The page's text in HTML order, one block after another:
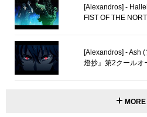
[Alexandros] -
FIST OF THE
[Alexandros] - Ash
燈抄』第2クールオ
MORE